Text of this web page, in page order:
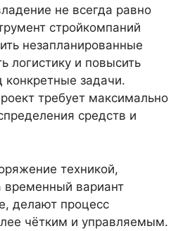
не всегда равно
стройкомпаний
незапланированные
логистику и повысить
конкретные задачи.
требует максимально
средств и
техникой,
временный вариант
делают процесс
чётким и управляемым.